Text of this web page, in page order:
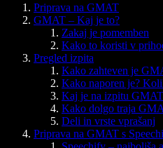
Priprava na GMAT
GMAT – Kaj je to?
Zakaj je pomemben
Kako to koristi v
Pregled izpita
Kako zahteven je
Kako naporen je?
Kaj je na izpitu GMAT
Kako dolgo traja
Deli in vrste vprašanj
Priprava na GMAT s